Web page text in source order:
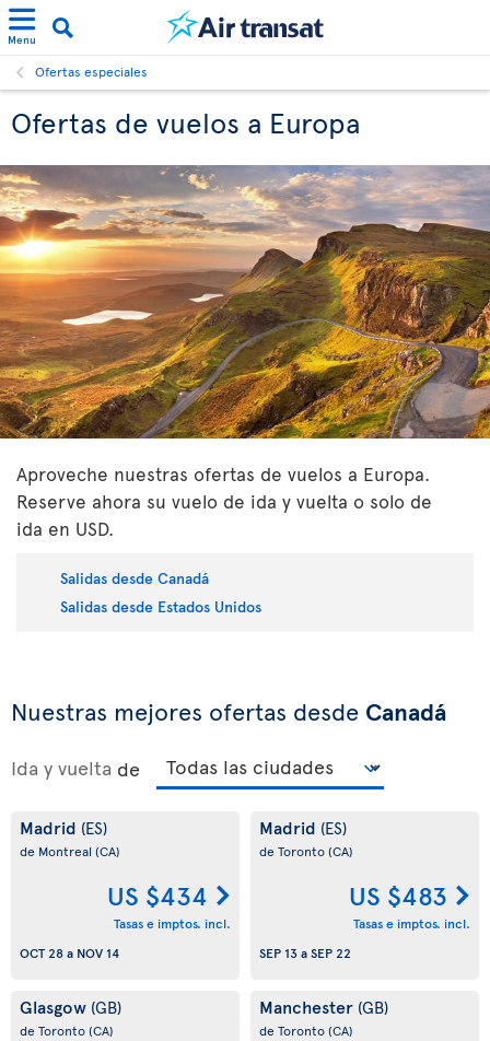
Menu
Ofertas especiales
Ofertas de vuelos a Europa
Aproveche nuestras ofertas de vuelos a Europa.
Reserve ahora su vuelo de ida y vuelta o solo de
ida en USD.
Salidas desde Canadá
Salidas desde Estados Unidos
Nuestras mejores ofertas desde Canadá
Ida y vuelta de
Madrid (ES)
de Montreal (CA)
US $434
Tasas e imptos. incl.
OCT 28a NOV 14
Madrid (ES)
de Toronto(CA)
US $483
Tasas e imptos. incl.
SEP 13aSEP 22
Glasgow (GB)
de Toronto(CA)
Manchester (GB)
de Toronto(CA)